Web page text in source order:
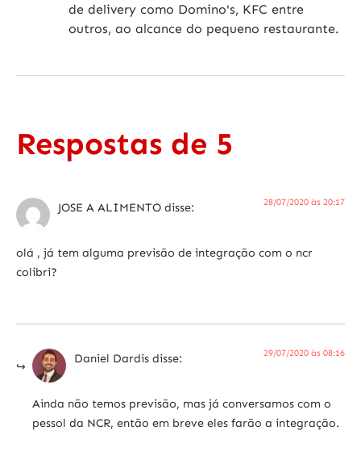
de delivery como Domino's, KFC entre
outros, ao alcance do pequeno restaurante.
Respostas de 5
JOSE A ALIMENTO disse: 28/07/2020 às 20:17
olá , já tem alguma previsão de integração com o ncr
colibri?
Daniel Dardis disse: 29/07/2020 às 08:16
Ainda não temos previsão, mas já conversamos com o
pessol da NCR, então em breve eles farão a integração.